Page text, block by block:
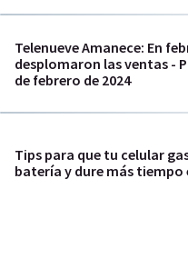
Telenueve Amanece: En
desplomaron las ventas -
de febrero de 2024
Tips para que tu celular
batería y dure más tiempo